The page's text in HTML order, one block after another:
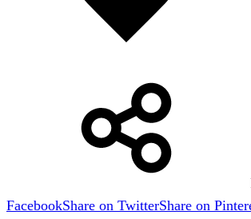
FacebookShare on TwitterShare on